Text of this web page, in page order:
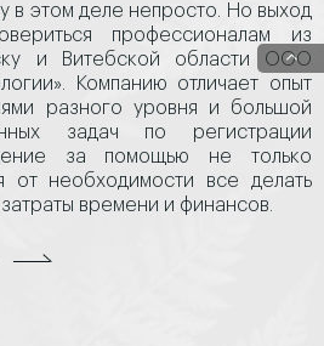
в этом деле непросто. Но выход
профессионалам из
и Витебской области ООО
Компанию отличает опыт
разного уровня и большой
задач по регистрации
за помощью не только
от необходимости все делать
времени и финансов.